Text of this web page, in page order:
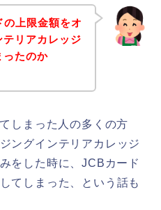
上限金額をオ
リアカレッジ
ったのか
しまった人の多くの方
ングインテリアカレッジ
をした時に、JCBカード
てしまった、という話も